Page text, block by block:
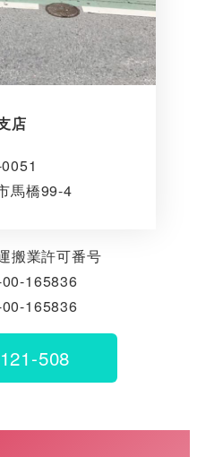
店
馬橋99-4
搬業許可番号
165836
165836
508